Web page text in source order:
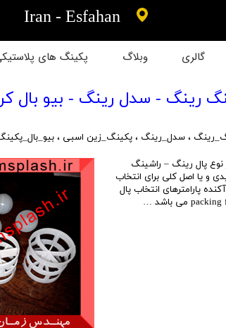
شرکت
گالری وبلاگ پکینگ های
​​Iran - Esfahan
رینگ - سدل رینگ - بیو
، سدل_رینگ ، پکینگ_زین اسبی ،
نوع پال رینگ – راشینگ
و یا اصل کلی برای انتخاب
پارامترهای انتخاب پال